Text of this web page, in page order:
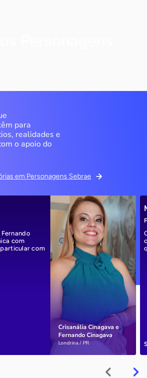
para
realidades e
o apoio do
em Personagens Sebrae
Crisanália Cinagava e
Fernando Cinagava
Londrina / PR
com
com